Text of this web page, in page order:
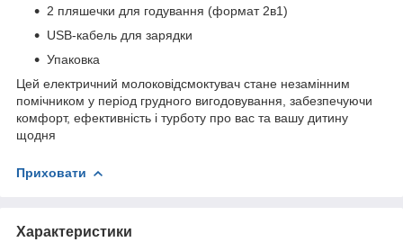
2 пляшечки для годування (формат 2в1)
USB-кабель для зарядки
Упаковка
Цей електричний молоковідсмоктувач стане незамінним
помічником у період грудного вигодовування, забезпечуючи
комфорт, ефективність і турботу про вас та вашу дитину
щодня
Приховати
Характеристики